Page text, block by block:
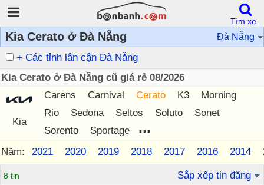
Kia Cerato ở Đà Nẵng Đà Nẵng
+ Các tỉnh lân cận Đà Nẵng
Kia Cerato ở Đà Nẵng cũ giá rẻ 08/2026
Kia
Carens Carnival Cerato K3
Morning
Rio
Sedona Seltos Soluto
Sonet
Sorento
Sportage ...
Năm: 2021 2020 2019 2018 2017 2016 2014
8 tin
Sắp xếp tin đăng
Tìm xe